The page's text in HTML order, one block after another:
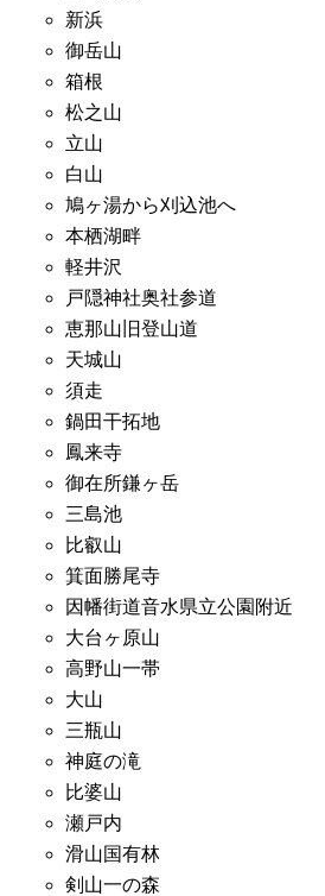
新浜
御岳山
箱根
松之山
立山
白山
鳩ヶ湯から刈込池へ
本栖湖畔
軽井沢
戸隠神社奥社参道
恵那山旧登山道
天城山
須走
鍋田干拓地
鳳来寺
御在所鎌ヶ岳
三島池
比叡山
箕面勝尾寺
因幡街道音水県立公園附近
大台ヶ原山
高野山一帯
大山
三瓶山
神庭の滝
比婆山
瀬戸内
滑山国有林
剣山一の森